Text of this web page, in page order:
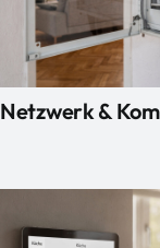
Netzwerk &